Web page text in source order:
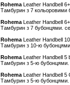
Rohema Leather Handbell
Тамбурин з 7 кольоровими
Rohema Leather Handbell
Тамбурин з 7 бубонцями.
Rohema Leather Handbell
Тамбурин з 10-ю
Rohema Leather Handbell 5
Тамбурин з 5-ю бубонцями.
Rohema Leather Handbell
Тамбурин з 5-ю бубонцями.